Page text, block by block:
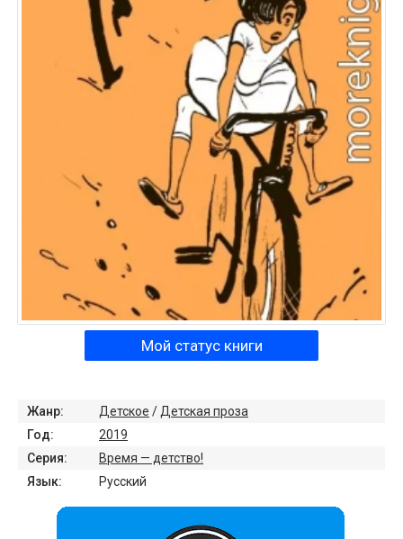
Мой статус книги
Жанр: Детское / Детская проза
Год:
2019
Серия:
Время — детство!
Язык:
Русский